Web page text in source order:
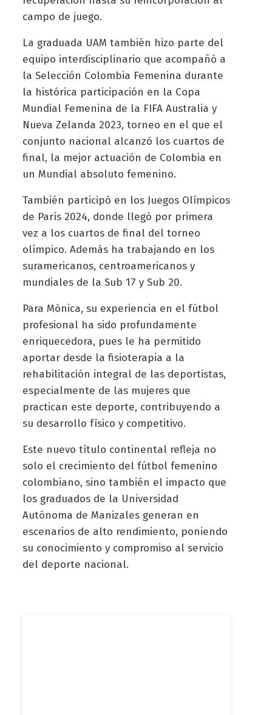
campo de juego.
La graduada UAM también hizo parte del
equipo interdisciplinario que acompañó a
la Selección Colombia Femenina durante
la histórica participación en la Copa
Mundial Femenina de la FIFA Australia y
Nueva Zelanda 2023, torneo en el que el
conjunto nacional alcanzó los cuartos de
final, la mejor actuación de Colombia en
un Mundial absoluto femenino.
También participó en los Juegos Olímpicos
de París 2024, donde llegó por primera
vez a los cuartos de final del torneo
olímpico. Además ha trabajando en los
suramericanos, centroamericanos y
mundiales de la Sub 17 y Sub 20.
Para Mónica, su experiencia en el fútbol
profesional ha sido profundamente
enriquecedora, pues le ha permitido
aportar desde la fisioterapia a la
rehabilitación integral de las deportistas,
especialmente de las mujeres que
practican este deporte, contribuyendo a
su desarrollo físico y competitivo.
Este nuevo título continental refleja no
solo el crecimiento del fútbol femenino
colombiano, sino también el impacto que
los graduados de la Universidad
Autónoma de Manizales generan en
escenarios de alto rendimiento, poniendo
su conocimiento y compromiso al servicio
del deporte nacional.